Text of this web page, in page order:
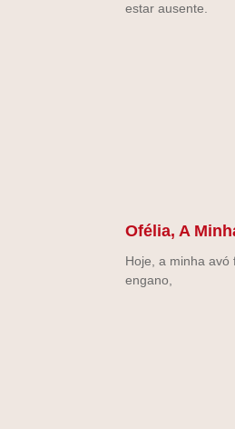
estar ausente.
Ofélia, A
Hoje, a minha avó
engano,